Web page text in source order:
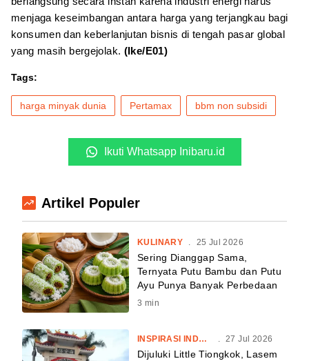
menjaga keseimbangan antara harga yang terjangkau bagi
konsumen dan keberlanjutan bisnis di tengah pasar global
yang masih bergejolak. (Ike/E01)
Tags:
harga minyak dunia Pertamax bbm non subsidi
Ikuti Whatsapp Inibaru.id
Artikel Populer
KULINARY . 25 Jul 2026
Sering Dianggap Sama,
Ternyata Putu Bambu dan Putu
Ayu Punya Banyak Perbedaan
3 min
INSPIRASI INDONESIA . 27 Jul 2026
Dijuluki Little Tiongkok, Lasem